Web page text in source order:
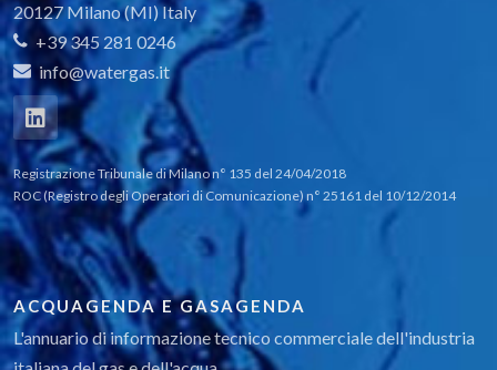
20127 Milano (MI) Italy
+39 345 281 0246
info@watergas.it
Registrazione Tribunale di Milano n° 135 del 24/04/2018
ROC (Registro degli Operatori di Comunicazione) n° 25161 del 10/12/2014
ACQUAGENDA E GASAGENDA
L'annuario di informazione tecnico commerciale dell'industria